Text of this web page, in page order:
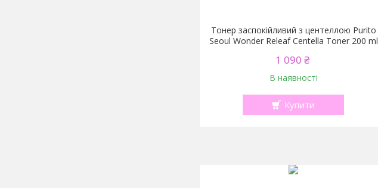
Тонер заспокійливий з центеллою Purito
Seoul Wonder Releaf Centella Toner 200 ml
1 090 ₴
В наявності
Купити